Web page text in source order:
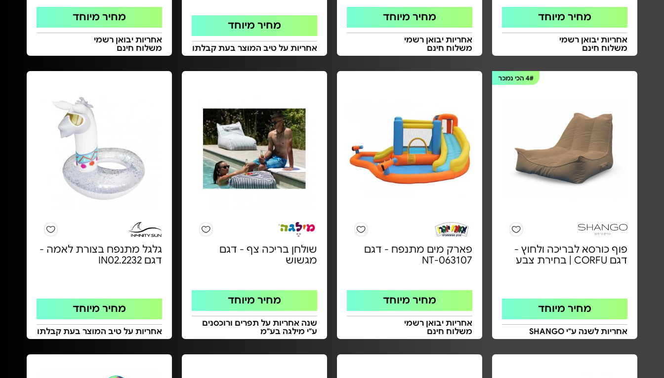
מחיר מיוחד
אחריות יבואן רשמי
משלוח חינם
מחיר מיוחד
אחריות יבואן רשמי
משלוח חינם
מחיר מיוחד
אחריות על טיב המוצר בעת קבלתו
מחיר מיוחד
אחריות יבואן רשמי
משלוח חינם
4#הכי נמכר
פוף כורסא לבריכה ולחוץ -
דגם CORFU | בחירת צבע
מחיר מיוחד
אחריות לשנה ע"י SHANGO
פארק מים מתנפח - דגם
NT-063107
מחיר מיוחד
אחריות יבואן רשמי
משלוח חינם
שולחן בריכה צף - דגם
מגשוש
מחיר מיוחד
שנה אחריות על תפרים ורוכסנים
ע"י מילגה בע"מ
גלגל מתנפח בצורת לאמה -
דגם IN02.2232
מחיר מיוחד
אחריות על טיב המוצר בעת קבלתו